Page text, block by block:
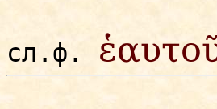
сл.ф.